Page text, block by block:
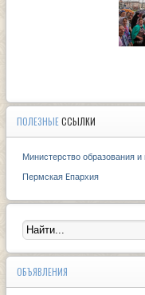
ПОЛЕЗНЫЕССЫЛКИ
Министерство образования
Пермская Eпархия
ОБЪЯВЛЕНИЯ